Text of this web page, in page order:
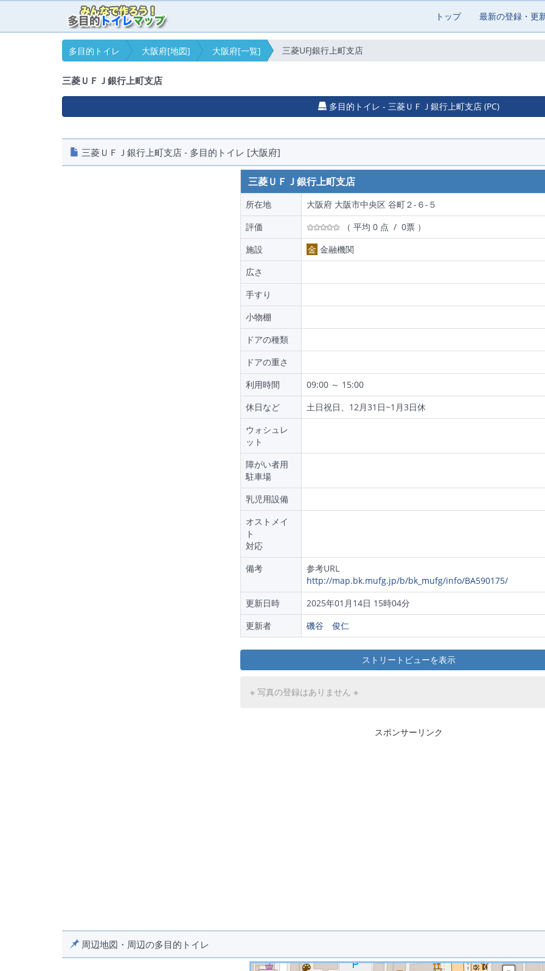
トップ 最新の登録・更
多目的トイレ 大阪府[地図] 大阪府[一覧] 三菱UFJ銀行上町支店
三菱ＵＦＪ銀行上町支店
多目的トイレ - 三菱ＵＦＪ銀行上町支店 (PC)
三菱ＵＦＪ銀行上町支店 - 多目的トイレ [大阪府]
三菱ＵＦＪ銀行上町支店
所在地
大阪府 大阪市中央区 谷町２-６-５
評価
（ 平均 0 点 / 0票 ）
施設
金 金融機関
広さ
手すり
小物棚
ドアの種類
ドアの重さ
利用時間
09:00 ～ 15:00
休日など
土日祝日、12月31日~1月3日休
ウォシュレ
ット
障がい者用
駐車場
乳児用設備
オストメイ
ト
対応
備考
参考URL
http://map.bk.mufg.jp/b/bk_mufg/info/BA590175/
更新日時
2025年01月14日 15時04分
更新者
磯谷 俊仁
ストリートビューを表示
※ 写真の登録はありません ※
スポンサーリンク
周辺地図・周辺の多目的トイレ